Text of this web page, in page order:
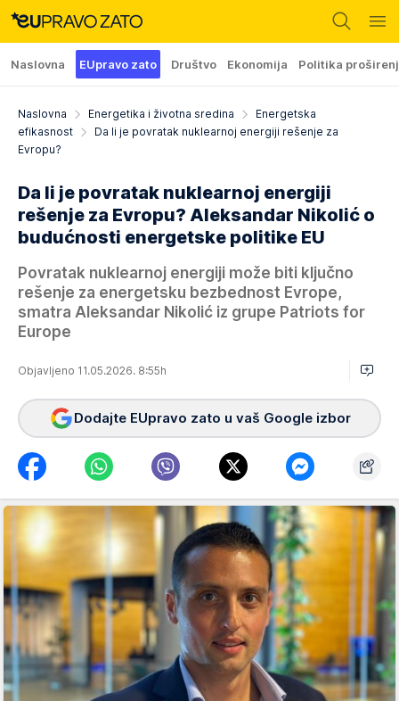
Naslovna EUpravo zato Društvo Ekonomija Politika
Naslovna Energetika i životna sredina
Energetska
efikasnost
Da li je povratak nuklearnoj energiji rešenje za
Evropu?
Da li je povratak nuklearnoj energiji
rešenje za Evropu? Aleksandar Nikolić o
budućnosti energetske politike EU
Povratak nuklearnoj energiji može biti ključno
rešenje za energetsku bezbednost Evrope,
smatra Aleksandar Nikolić iz grupe Patriots for
Europe
Objavljeno 11.05.2026. 8:55h
Dodajte EUpravo zato u vaš Google izbor